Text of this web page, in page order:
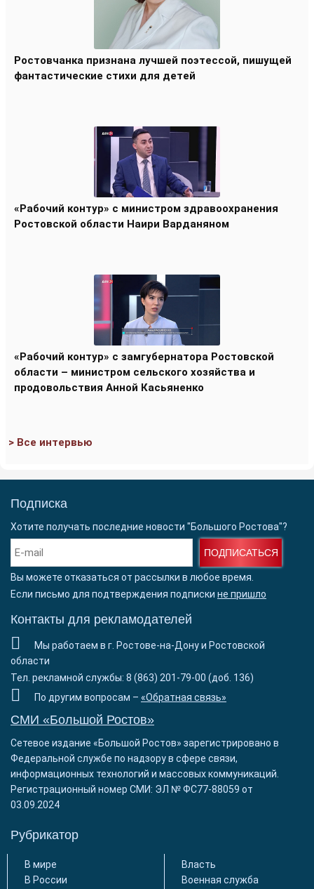
Ростовчанка признана лучшей поэтессой, пишущей
фантастические стихи для детей
«Рабочий контур» с министром здравоохранения
Ростовской области Наири Варданяном
«Рабочий контур» с замгубернатора Ростовской
области – министром сельского хозяйства и
продовольствия Анной Касьяненко
> Все интервью
Подписка
Хотите получать последние новости "Большого Ростова"?
ПОДПИСАТЬСЯ
Вы можете отказаться от рассылки в любое время.
Если письмо для подтверждения подписки не пришло
Контакты для рекламодателей
Мы работаем в г. Ростове-на-Дону и Ростовской
области
Тел. рекламной службы: 8 (863) 201-79-00 (доб. 136)
По другим вопросам – «Обратная связь»
СМИ «Большой Ростов»
Сетевое издание «Большой Ростов» зарегистрировано в
Федеральной службе по надзору в сфере связи,
информационных технологий и массовых коммуникаций.
Регистрационный номер СМИ: ЭЛ № ФС77-88059 от
03.09.2024
Рубрикатор
В мире
В России
Власть
Военная служба